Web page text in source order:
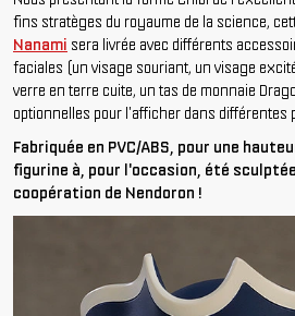
fins stratèges du royaume de la science,
Nanami sera livrée avec différents
faciales (un visage souriant, un visage
verre en terre cuite, un tas de monnaie
optionnelles pour l'afficher dans différentes
Fabriquée en PVC/ABS, pour une
figurine à, pour l'occasion, été
coopération de Nendoron !